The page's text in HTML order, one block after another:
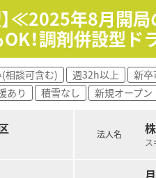
】≪2025年8月開
！調剤併設型ド
相談可含む) 週32h以上 新卒
あり 積雪なし 新規オープン
法人名